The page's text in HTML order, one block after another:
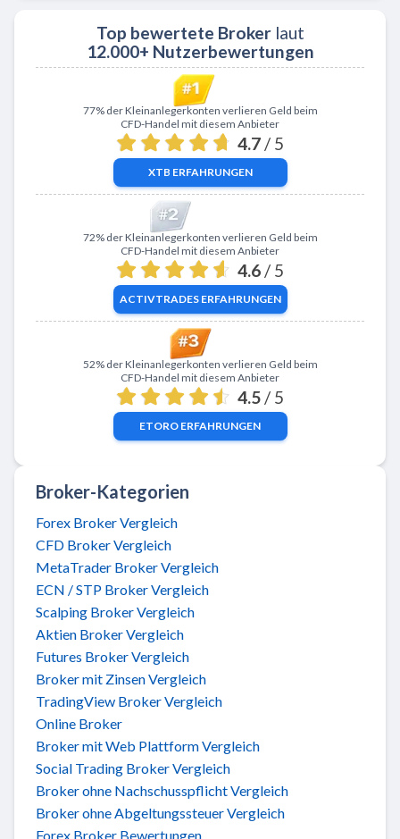
Top bewertete Brokerlaut
12.000+ Nutzerbewertungen
Zu XTB
77% der Kleinanlegerkonten verlieren Geld beim
CFD-Handel mit diesem Anbieter
4.7 / 5
XTB ERFAHRUNGEN
Zu ActivTrades
72% der Kleinanlegerkonten verlieren Geld beim
CFD-Handel mit diesem Anbieter
4.6 / 5
ACTIVTRADESERFAHRUNGEN
Zu eToro
52% der Kleinanlegerkonten verlieren Geld beim
CFD-Handel mit diesem Anbieter
4.5 / 5
ETORO ERFAHRUNGEN
Broker-Kategorien
Forex Broker Vergleich
CFD Broker Vergleich
MetaTrader Broker Vergleich
ECN / STP Broker Vergleich
Scalping Broker Vergleich
Aktien Broker Vergleich
Futures Broker Vergleich
Broker mit Zinsen Vergleich
TradingView Broker Vergleich
Online Broker
Broker mit Web Plattform Vergleich
Social Trading Broker Vergleich
Broker ohne Nachschusspflicht Vergleich
Broker ohne Abgeltungssteuer Vergleich
Forex Broker Bewertungen